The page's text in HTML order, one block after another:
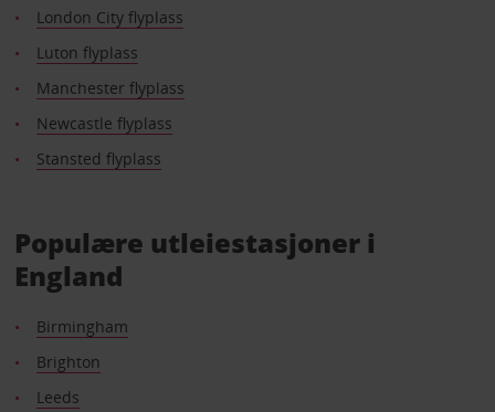
London City flyplass
Luton flyplass
Manchester flyplass
Newcastle flyplass
Stansted flyplass
Populære utleiestasjoner i
England
Birmingham
Brighton
Leeds